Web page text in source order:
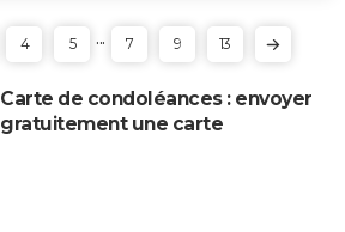
4 5 ... 7 9 13
Carte de condoléances : envoyer
gratuitement une carte